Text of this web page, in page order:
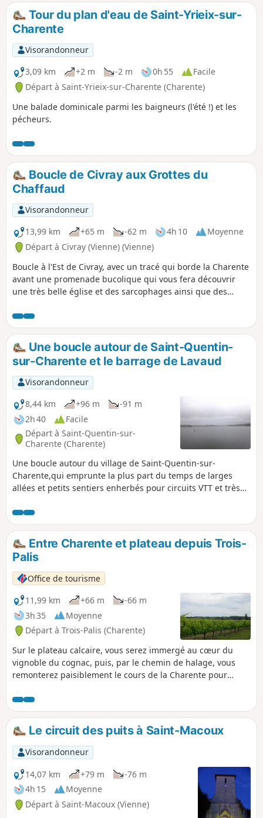
Tour du plan d'eau de Saint-Yrieix-sur-
Charente
Visorandonneur
3,09 km
+2 m -2 m 0h 55
Facile
Départ à Saint-Yrieix-sur-Charente (Charente)
Une balade dominicale parmi les baigneurs (l'été !) et les
pécheurs.
Boucle de Civray aux Grottes du
Chaffaud
Visorandonneur
13,99 km
+65 m -62 m 4h 10
Moyenne
Départ à Civray (Vienne) (Vienne)
Boucle à l'Est de Civray, avec un tracé qui borde la Charente
avant une promenade bucolique qui vous fera découvrir
une très belle église et des sarcophages ainsi que des
se faire en famille.
Une boucle autour de Saint-Quentin-
sur-Charente et le barrage de Lavaud
Visorandonneur
8,44 km
+96 m
-91 m
2h 40
Facile
Départ à Saint-Quentin-sur-
Charente (Charente)
Une boucle autour du village de Saint-Quentin-sur-
Charente,qui emprunte la plus part du temps de larges
allées et petits sentiers enherbés pour circuits VTT et très
Entre Charente et plateau depuis Trois-
Palis
Office de tourisme
11,99 km
+66 m
-66 m
3h 35
Moyenne
Départ à Trois-Palis (Charente)
Sur le plateau calcaire, vous serez immergé au cœur du
vignoble du cognac, puis, par le chemin de halage, vous
remonterez paisiblement le cours de la Charente pour
sa fameuse chocolaterie.
Le circuit des puits à Saint-Macoux
Visorandonneur
14,07 km
+79 m
-76 m
4h 15
Moyenne
Départ à Saint-Macoux (Vienne)